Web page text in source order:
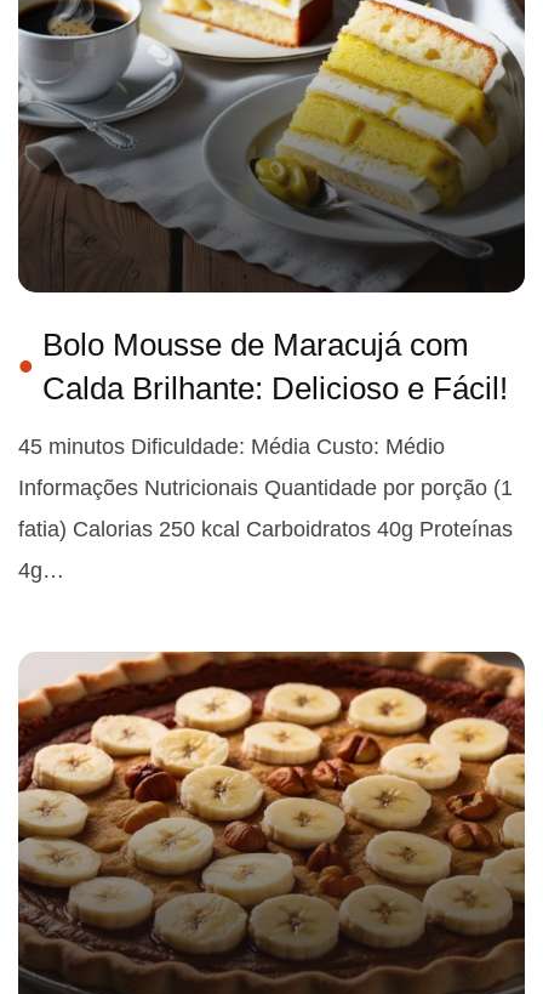
Bolo Mousse de Maracujá com
Calda Brilhante: Delicioso e Fácil!
45 minutos Dificuldade: Média Custo: Médio
Informações Nutricionais Quantidade por porção (1
fatia) Calorias 250 kcal Carboidratos 40g Proteínas
4g…